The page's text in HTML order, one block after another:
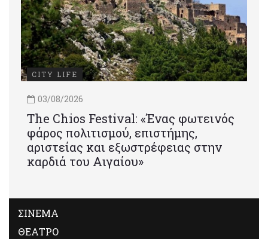
CITY LIFE
03/08/2026
Τhe Chios Festival: «Ένας φωτεινός
φάρος πολιτισμού, επιστήμης,
αριστείας και εξωστρέφειας στην
καρδιά του Αιγαίου»
ΣΙΝΕΜΑ
ΘΕΑΤΡΟ